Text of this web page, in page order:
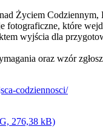
Życiem
fotograficzne, które
wyjścia dla
oraz wzór
codziennosci/
276,38 kB)